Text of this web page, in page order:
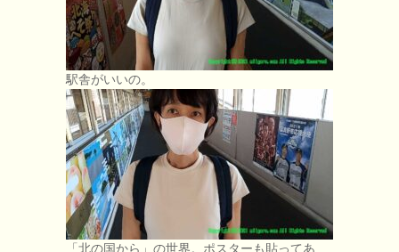
駅舎がいいの。
「北の国から」の世界。ポスターも貼ってあ